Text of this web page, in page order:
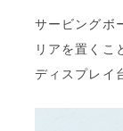
サービングボ
リアを置くこ
ディスプレイ